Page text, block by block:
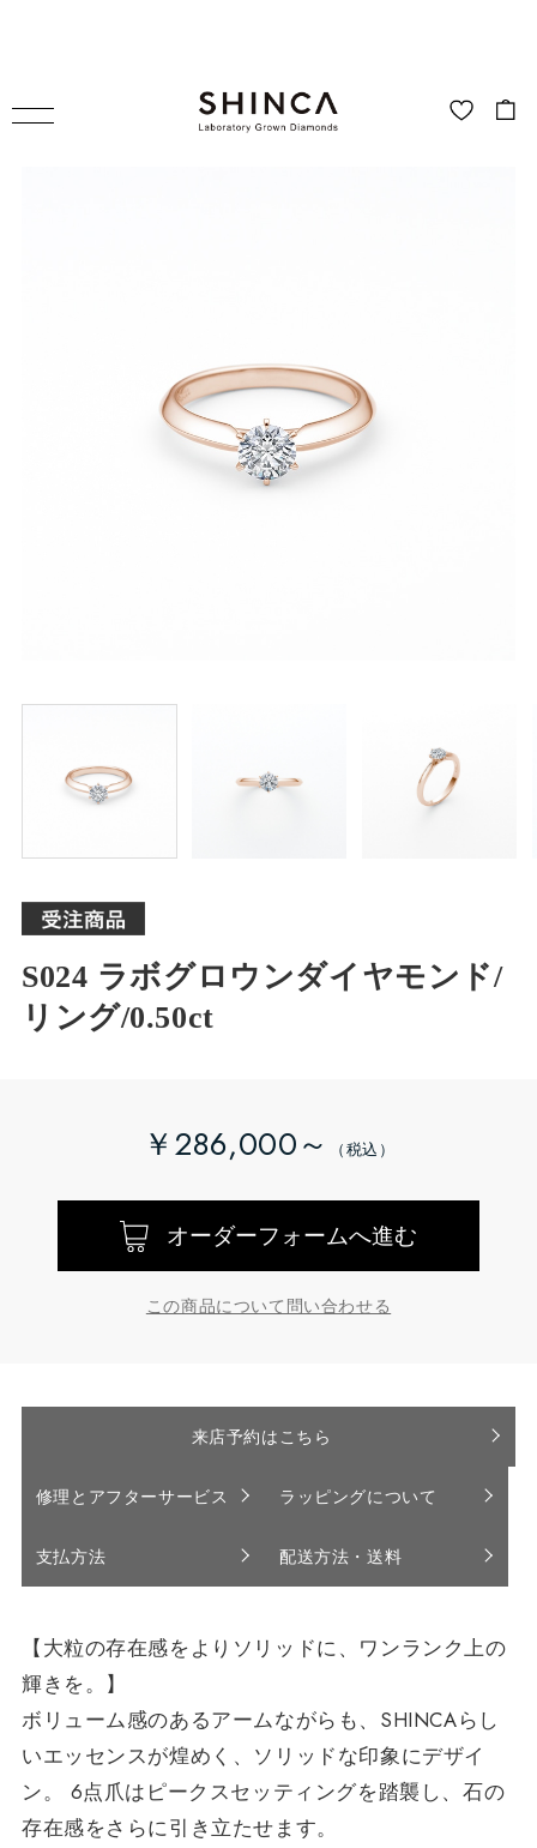
S024 ラボグロウンダイヤモンド/
リング/0.50ct
￥286,000～
オーダーフォームへ進む
この商品について問い合わせる
来店予約はこちら
修理とアフターサービス ラッピングについて
支払方法 配送方法・送料
【大粒の存在感をよりソリッドに、ワンランク上の
輝きを。】
ボリューム感のあるアームながらも、SHINCAらし
いエッセンスが煌めく、ソリッドな印象にデザイ
ン。 6点爪はピークスセッティングを踏襲し、石の
存在感をさらに引き立たせます。